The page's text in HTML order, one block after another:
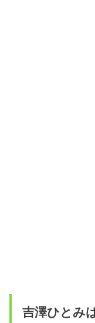
吉澤ひとみ